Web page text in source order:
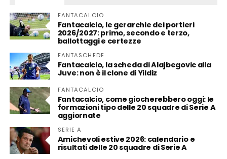
FANTACALCIO
Fantacalcio, le gerarchie dei portieri
2026/2027: primo, secondo e terzo,
ballottaggi e certezze
FANTASCHEDE
Fantacalcio, la scheda di Alajbegovic alla
Juve: non è il clone di Yildiz
FANTACALCIO
Fantacalcio, come giocherebbero oggi: le
formazioni tipo delle 20 squadre di Serie A
aggiornate
SERIE A
Amichevoli estive 2026: calendario e
risultati delle 20 squadre di Serie A